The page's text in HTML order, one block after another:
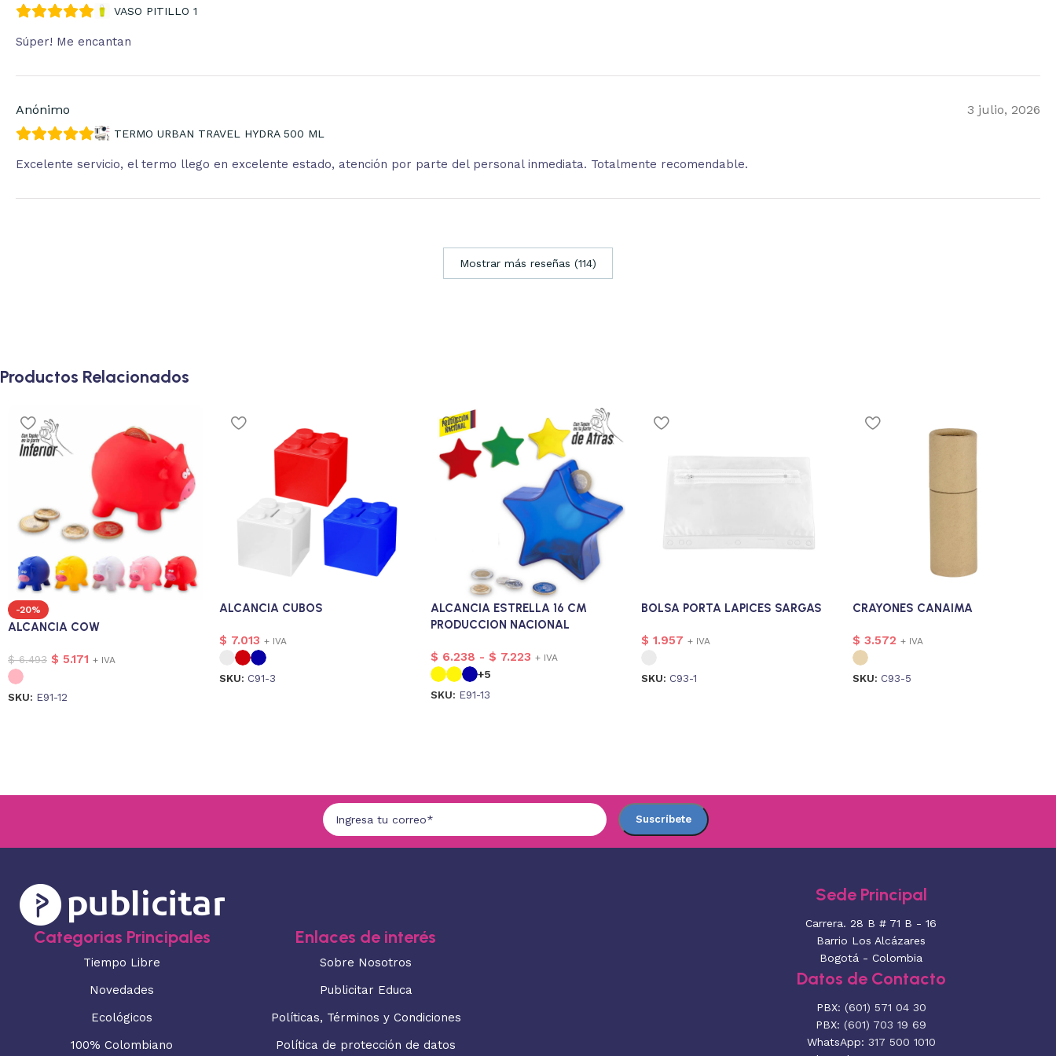
VASO PITILLO 1
Súper! Me encantan
Anónimo 3 julio, 2026
TERMO URBAN TRAVEL HYDRA 500 ML
Excelente servicio, el termo llego en excelente estado, atención por parte del personal inmediata. Totalmente recomendable.
Mostrar más reseñas (114)
Productos Relacionados
-20%
ALCANCIA COW
$6.493 $ 5.171 + IVA
SKU: E91-12
ALCANCIA CUBOS
$ 7.013 + IVA
SKU: C91-3
ALCANCIA ESTRELLA 16 CM
PRODUCCION NACIONAL
$ 6.238 - $ 7.223 + IVA
+5
SKU: E91-13
BOLSA PORTA LAPICES SARGAS
$ 1.957 + IVA
SKU: C93-1
CRAYONES CANAIMA
$ 3.572 + IVA
SKU: C93-5
Categorias Principales
Tiempo Libre
Novedades
Ecológicos
100% Colombiano
Enlaces de interés
Sobre Nosotros
Publicitar Educa
Políticas, Términos y Condiciones
Política de protección de datos
Sede Principal
Carrera. 28 B # 71 B - 16
Barrio Los Alcázares
Bogotá - Colombia
Datos de Contacto
PBX: (601) 571 04 30
PBX: (601) 703 19 69
WhatsApp: 317 500 1010